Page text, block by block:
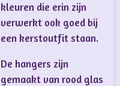
kleuren die erin zijn
verwerkt ook goed bij
een kerstoutfit staan.
De hangers zijn
gemaakt van rood glas